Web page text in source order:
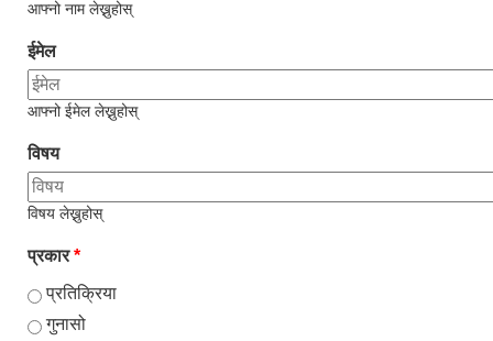
आफ्नो नाम लेख्नुहोस्
ईमेल
आफ्नो ईमेल लेख्नुहोस्
विषय
विषय लेख्नुहोस्
प्रकार*
प्रतिक्रिया
गुनासो